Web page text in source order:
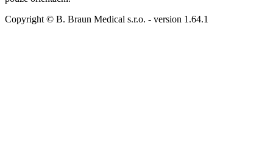
Copyright © B. Braun Medical s.r.o. - version 1.64.1